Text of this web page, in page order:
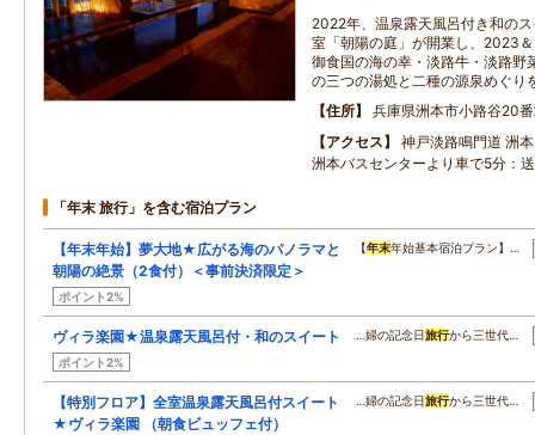
2022年、温泉露天風呂付き和の
室「朝陽の庭」が開業し、2023
御食国の海の幸・淡路牛・淡路野
の三つの湯処と二種の源泉めぐり
住所
兵庫県洲本市小路谷20
アクセス
神戸淡路鳴門道 洲
洲本バスセンターより車で5分：
「年末 旅行」を含む宿泊プラン
【年末年始】夢大地★広がる海のパノラマと
朝陽の絶景（2食付）＜事前決済限定＞
ポイント2%
【年末年始基本宿泊プラン】…
ヴィラ楽園★温泉露天風呂付・和のスイート
ポイント2%
…婦の記念日旅行から三世代…
【特別フロア】全室温泉露天風呂付スイート
★ヴィラ楽園 （朝食ビュッフェ付）
…婦の記念日旅行から三世代…